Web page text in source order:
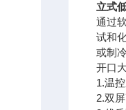
立式
通过
试和
或制
开口
1.温
2.双